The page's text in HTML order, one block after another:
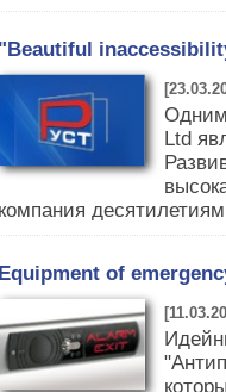
"Beautiful
Одним
Ltd
компания
Equipment of